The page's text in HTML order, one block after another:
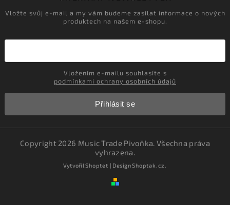
Vložte svůj e-mail a my vám budeme zasílat informace o nových
produktech na našem e-shopu.
podmínkami ochrany osobních údajů
Přihlásit se
Copyright 2026 Music Trade Pivoňka . Všechna práva
vyhrazena.
VytvořilShoptet | DesignShoptak.cz.